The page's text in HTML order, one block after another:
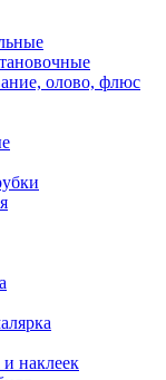
олово, флюс
наклеек